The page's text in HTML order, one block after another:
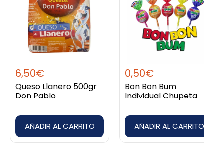
6,50€
Queso Llanero 500gr
Don Pablo
AÑADIR AL CARRITO
0,50€
Bon Bon Bum
Individual Chupeta
AÑADIR AL CARRITO